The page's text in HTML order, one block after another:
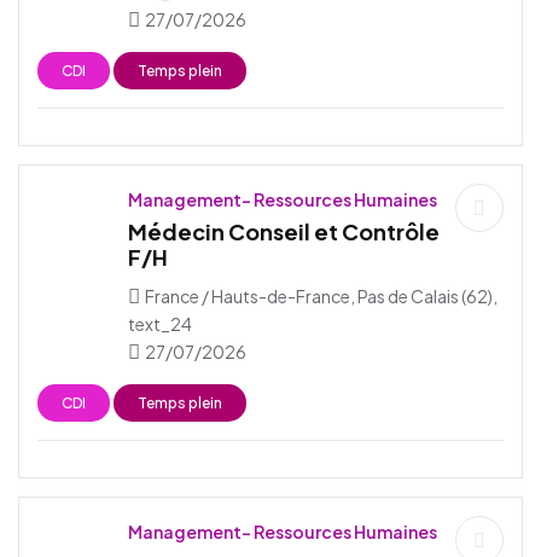
27/07/2026
CDI Temps plein
Management- Ressources Humaines
Médecin Conseil et Contrôle
F/H
France / Hauts-de-France, Pas de Calais (62),
text_24
27/07/2026
CDI Temps plein
Management- Ressources Humaines